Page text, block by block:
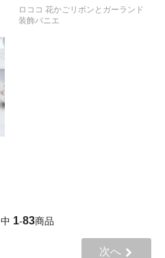
ロココ 花かごリボンとガーランド
装飾パニエ
1-83商品
次へ